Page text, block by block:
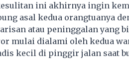
ini akhirnya ingin
asal kedua orangtuanya
atau peninggalan yang
mulai dialami oleh kedua
kecil di pinggir jalan saat